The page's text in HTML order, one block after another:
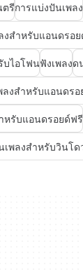
รีการแบ่งปันเพลง
งสำหรับแอนดรอย
บไอโฟนฟังเพลงด
ลงสำหรับแอนดรอ
หรับแอนดรอยด์ฟรี
เพลงสำหรับวินโด